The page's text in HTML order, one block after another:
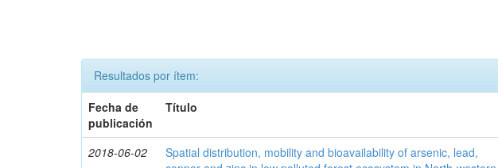
Resultados por ítem:
Fecha de
publicación
Título
2018-06-02
Spatial distribution, mobility and bioavailability of arsenic, lead,